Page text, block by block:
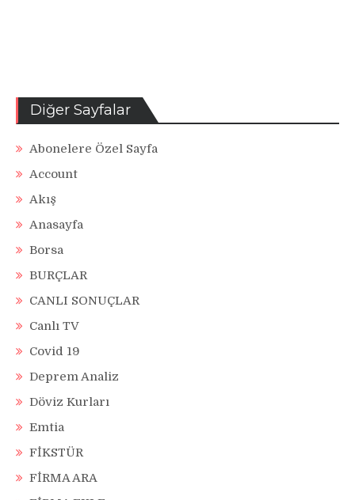
Diğer Sayfalar
Abonelere Özel Sayfa
Account
Akış
Anasayfa
Borsa
BURÇLAR
CANLI SONUÇLAR
Canlı TV
Covid 19
Deprem Analiz
Döviz Kurları
Emtia
FİKSTÜR
FİRMA ARA